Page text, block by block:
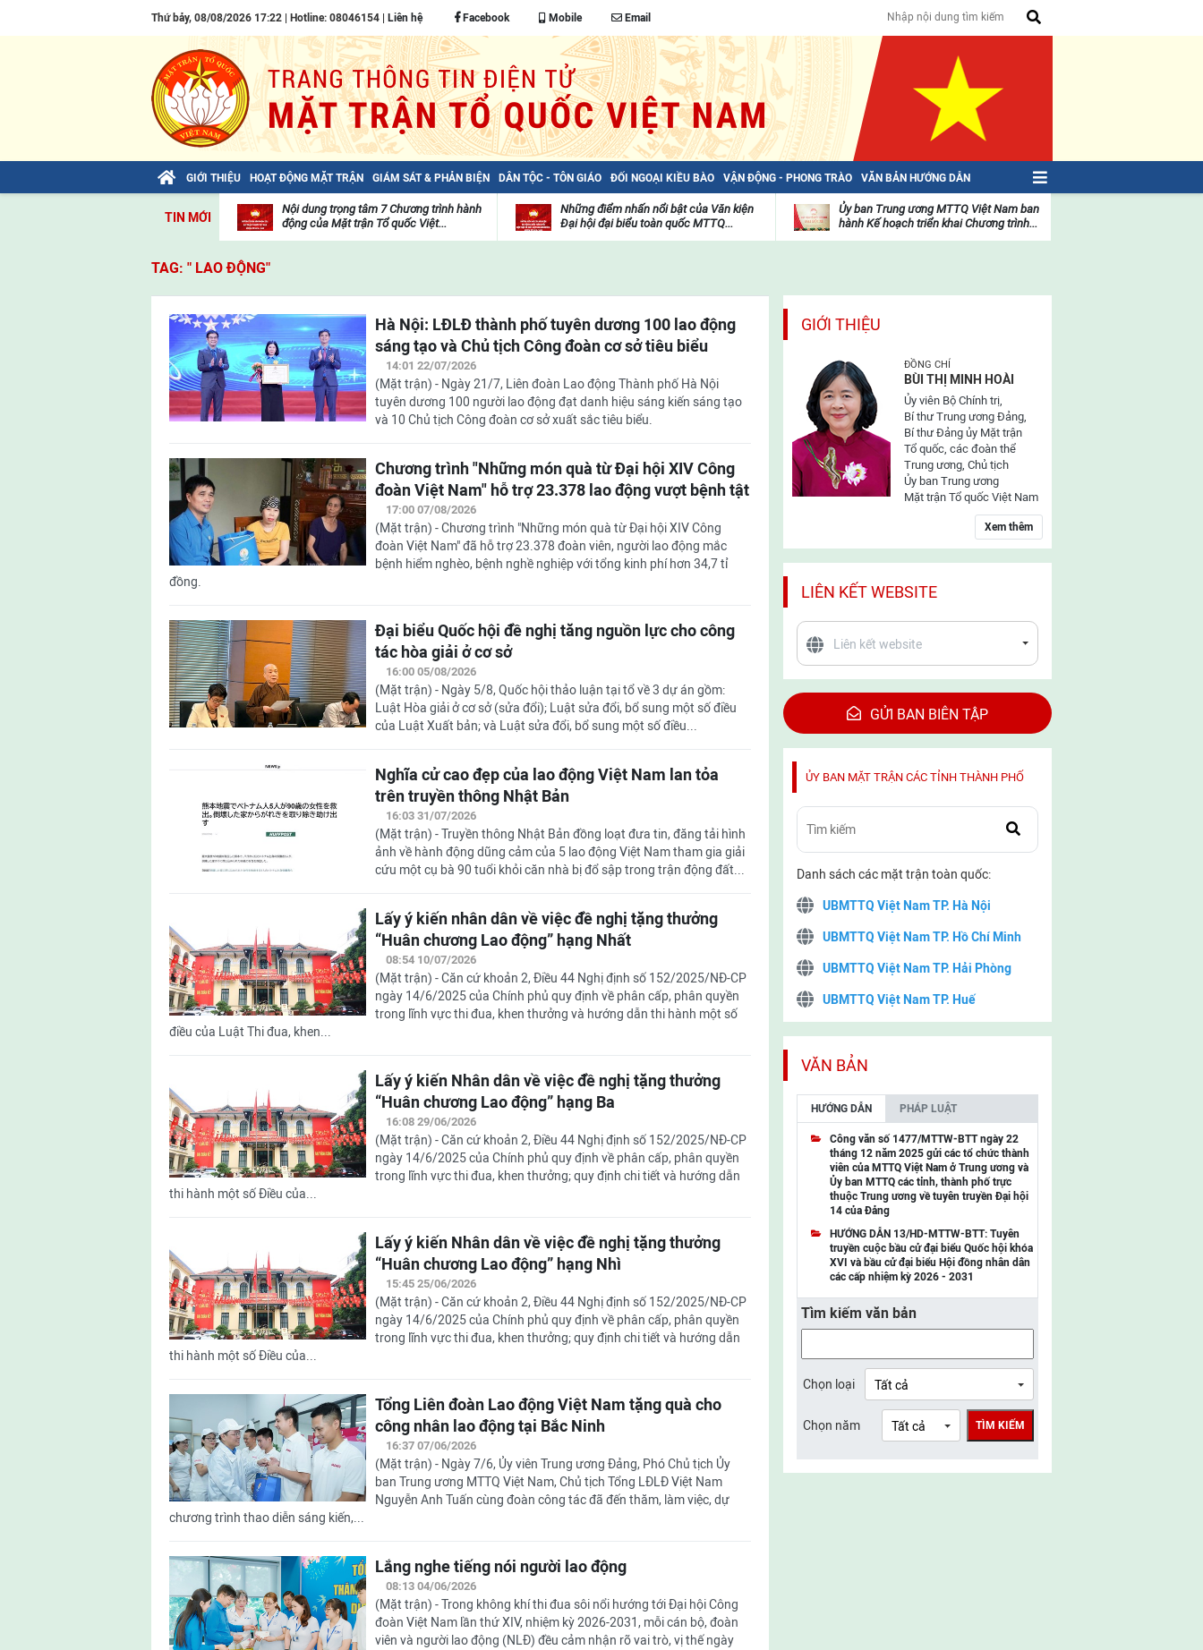
Thứ bảy, 08/08/2026 17:22 | Hotline: 08046154 | Liên hệ Facebook Mobile Email
GIỚI THIỆU HOẠT ĐỘNG MẶT TRẬN GIÁM SÁT & PHẢN BIỆN DÂN TỘC - TÔN GIÁO ĐỐI NGOẠI KIỀU BÀO VẬN ĐỘNG - PHONG TRÀO VĂN BẢN HƯỚNG DẪN
TIN MỚI
Bài viết của Tổng Bí thư Tô Lâm: TIẾN
viện
Nội dung trọng tâm 7 Chương trình hành
động của Mặt trận Tổ quốc Việt...
Những điểm nhấn nổi bật của Văn kiện
Đại hội đại biểu toàn quốc MTTQ...
mặt
trận
Ủy ban Trung ương MTTQ Việt Nam ban
hành Kế hoạch triển khai Chương trình...
TAG: " LAO ĐỘNG"
Hà Nội: LĐLĐ thành phố tuyên dương 100 lao động
sáng tạo và Chủ tịch Công đoàn cơ sở tiêu biểu
14:01 22/07/2026
(Mặt trận) - Ngày 21/7, Liên đoàn Lao động Thành phố Hà Nội
tuyên dương 100 người lao động đạt danh hiệu sáng kiến sáng tạo
và 10 Chủ tịch Công đoàn cơ sở xuất sắc tiêu biểu.
Chương trình "Những món quà từ Đại hội XIV Công
đoàn Việt Nam" hỗ trợ 23.378 lao động vượt bệnh tật
17:00 07/08/2026
(Mặt trận) - Chương trình "Những món quà từ Đại hội XIV Công
đoàn Việt Nam" đã hỗ trợ 23.378 đoàn viên, người lao động mắc
bệnh hiểm nghèo, bệnh nghề nghiệp với tổng kinh phí hơn 34,7 tỉ
đồng.
Đại biểu Quốc hội đề nghị tăng nguồn lực cho công
tác hòa giải ở cơ sở
16:00 05/08/2026
(Mặt trận) - Ngày 5/8, Quốc hội thảo luận tại tổ về 3 dự án gồm:
Luật Hòa giải ở cơ sở (sửa đổi); Luật sửa đổi, bổ sung một số điều
của Luật Xuất bản; và Luật sửa đổi, bổ sung một số điều...
Nghĩa cử cao đẹp của lao động Việt Nam lan tỏa
trên truyền thông Nhật Bản
16:03 31/07/2026
(Mặt trận) - Truyền thông Nhật Bản đồng loạt đưa tin, đăng tải hình
ảnh về hành động dũng cảm của 5 lao động Việt Nam tham gia giải
cứu một cụ bà 90 tuổi khỏi căn nhà bị đổ sập trong trận động đất...
Lấy ý kiến nhân dân về việc đề nghị tặng thưởng
“Huân chương Lao động” hạng Nhất
08:54 10/07/2026
(Mặt trận) - Căn cứ khoản 2, Điều 44 Nghị định số 152/2025/NĐ-CP
ngày 14/6/2025 của Chính phủ quy định về phân cấp, phân quyền
trong lĩnh vực thi đua, khen thưởng và hướng dẫn thi hành một số
điều của Luật Thi đua, khen...
Lấy ý kiến Nhân dân về việc đề nghị tặng thưởng
“Huân chương Lao động” hạng Ba
16:08 29/06/2026
(Mặt trận) - Căn cứ khoản 2, Điều 44 Nghị định số 152/2025/NĐ-CP
ngày 14/6/2025 của Chính phủ quy định về phân cấp, phân quyền
trong lĩnh vực thi đua, khen thưởng; quy định chi tiết và hướng dẫn
thi hành một số Điều của...
Lấy ý kiến Nhân dân về việc đề nghị tặng thưởng
“Huân chương Lao động” hạng Nhì
15:45 25/06/2026
(Mặt trận) - Căn cứ khoản 2, Điều 44 Nghị định số 152/2025/NĐ-CP
ngày 14/6/2025 của Chính phủ quy định về phân cấp, phân quyền
trong lĩnh vực thi đua, khen thưởng; quy định chi tiết và hướng dẫn
thi hành một số Điều của...
Tổng Liên đoàn Lao động Việt Nam tặng quà cho
công nhân lao động tại Bắc Ninh
16:37 07/06/2026
(Mặt trận) - Ngày 7/6, Ủy viên Trung ương Đảng, Phó Chủ tịch Ủy
ban Trung ương MTTQ Việt Nam, Chủ tịch Tổng LĐLĐ Việt Nam
Nguyễn Anh Tuấn cùng đoàn công tác đã đến thăm, làm việc, dự
chương trình thao diễn sáng kiến,...
Lắng nghe tiếng nói người lao động
08:13 04/06/2026
(Mặt trận) - Trong không khí thi đua sôi nổi hướng tới Đại hội Công
đoàn Việt Nam lần thứ XIV, nhiệm kỳ 2026-2031, mỗi cán bộ, đoàn
viên và người lao động (NLĐ) đều cảm nhận rõ vai trò, vị thế ngày
GIỚI THIỆU
ĐỒNG CHÍ
BÙI THỊ MINH HOÀI
Ủy viên Bộ Chính trị,
Bí thư Trung ương Đảng,
Bí thư Đảng ủy Mặt trận
Tổ quốc, các đoàn thể
Trung ương, Chủ tịch
Ủy ban Trung ương
Mặt trận Tổ quốc Việt Nam
Xem thêm
LIÊN KẾT WEBSITE
GỬI BAN BIÊN TẬP
ỦY BAN MẶT TRẬN CÁC TỈNH THÀNH PHỐ
Danh sách các mặt trận toàn quốc:
UBMTTQ Việt Nam TP. Hà Nội
UBMTTQ Việt Nam TP. Hồ Chí Minh
UBMTTQ Việt Nam TP. Hải Phòng
UBMTTQ Việt Nam TP. Huế
UBMTTQ Việt Nam TP. Cần Thơ
UBMTTQ Việt Nam tỉnh Quảng Ninh
UBMTTQ Việt Nam tỉnh Cao Bằng
UBMTTQ Việt Nam tỉnh Lạng Sơn
UBMTTQ Việt Nam tỉnh Lai Châu
UBMTTQ Việt Nam tỉnh Điện Biên
UBMTTQ Việt Nam tỉnh Sơn La
UBMTTQ Việt Nam tỉnh Thanh Hóa
UBMTTQ Việt Nam tỉnh Nghệ An
UBMTTQ Việt Nam tỉnh Lào Cai
UBMTTQ Việt Nam tỉnh Thái Nguyên
VĂN BẢN
HƯỚNG DẪN PHÁP LUẬT
Công văn số 1477/MTTW-BTT ngày 22
tháng 12 năm 2025 gửi các tổ chức thành
viên của MTTQ Việt Nam ở Trung ương và
Ủy ban MTTQ các tỉnh, thành phố trực
thuộc Trung ương về tuyên truyền Đại hội
14 của Đảng
HƯỚNG DẪN 13/HD-MTTW-BTT: Tuyên
truyền cuộc bầu cử đại biểu Quốc hội khóa
XVI và bầu cử đại biểu Hội đồng nhân dân
các cấp nhiệm kỳ 2026 - 2031
Tìm kiếm văn bản
Chọn loại
Chọn năm TÌM KIẾM